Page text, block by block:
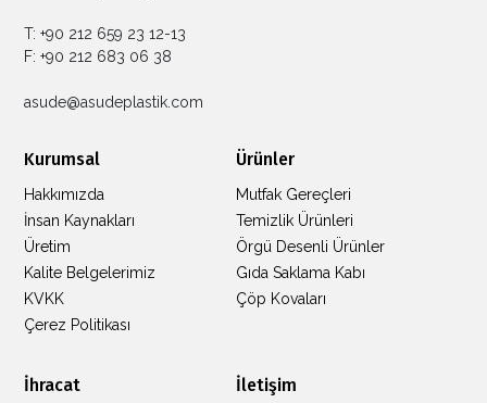
T: +90 212 659 23 12-13
F: +90 212 683 06 38
asude@asudeplastik.com
Kurumsal
Hakkımızda
İnsan Kaynakları
Üretim
Kalite Belgelerimiz
KVKK
Çerez Politikası
Ürünler
Mutfak Gereçleri
Temizlik Ürünleri
Örgü Desenli Ürünler
Gıda Saklama Kabı
Çöp Kovaları
İhracat İletişim